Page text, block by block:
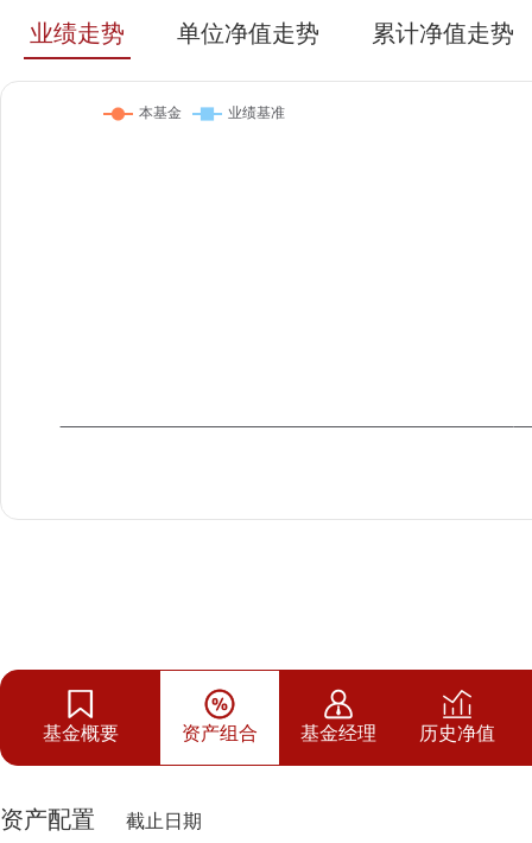
业绩走势 单位净值走势 累计净值走势
基金概要 资产组合 基金经理 历史净值
资产配置 截止日期